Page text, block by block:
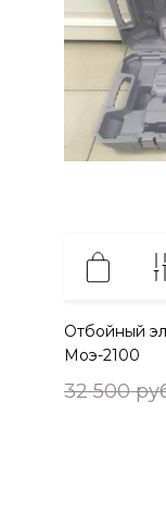
Отбойный
Моэ-2100
32 500